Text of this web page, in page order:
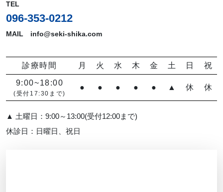
TEL
096-353-0212
MAIL info@seki-shika.com
診療時間 月 火 水 木 金 土 日 祝
9:00~18:00
(受付17:30まで)
● ● ● ● ● ▲ 休 休
▲ 土曜日：9:00～13:00(受付12:00まで)
休診日：日曜日、祝日